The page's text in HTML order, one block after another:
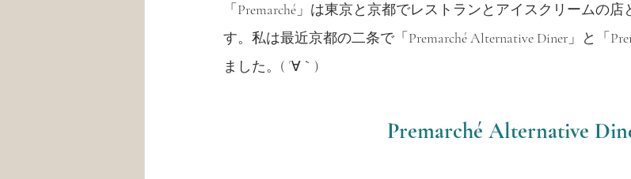
「Premarché」は東京と京都でレストランとアイスクリームの
す。私は最近京都の二条で「Premarché Alternative Diner」と「
ました。( ´∀｀)
Premarché Alternative